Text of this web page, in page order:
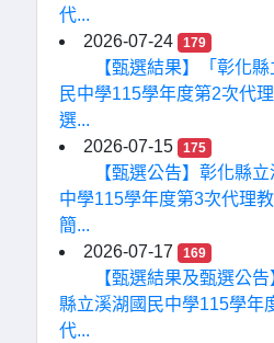
代...
2026-07-24
179
【甄選結果】「彰化
民中學115學年度第2次代
選...
2026-07-15
175
【甄選公告】彰化縣
中學115學年度第3次代理
簡...
2026-07-17
169
【甄選結果及甄選公
縣立溪湖國民中學115學年
代...